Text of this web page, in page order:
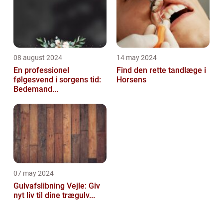
08 august 2024
En professionel
følgesvend i sorgens tid:
Bedemand...
14 may 2024
Find den rette tandlæge i
Horsens
07 may 2024
Gulvafslibning Vejle: Giv
nyt liv til dine trægulv...